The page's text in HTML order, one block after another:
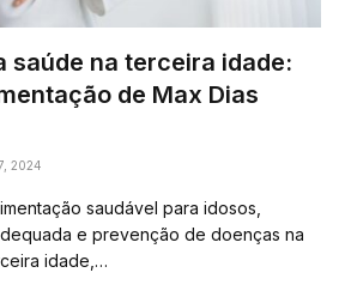
saúde na terceira idade:
de Max Dias
2024
saudável para idosos,
e prevenção de doenças na
idade,…